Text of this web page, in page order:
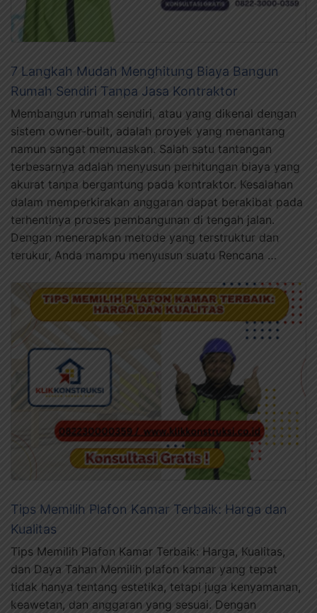
7 Langkah Mudah Menghitung Biaya Bangun
Rumah Sendiri Tanpa Jasa Kontraktor
Membangun rumah sendiri, atau yang dikenal dengan
sistem owner-built, adalah proyek yang menantang
namun sangat memuaskan. Salah satu tantangan
terbesarnya adalah menyusun perhitungan biaya yang
akurat tanpa bergantung pada kontraktor. Kesalahan
dalam memperkirakan anggaran dapat berakibat pada
terhentinya proses pembangunan di tengah jalan.
Dengan menerapkan metode yang terstruktur dan
terukur, Anda mampu menyusun suatu Rencana …
Tips Memilih Plafon Kamar Terbaik: Harga dan
Kualitas
Tips Memilih Plafon Kamar Terbaik: Harga, Kualitas,
dan Daya Tahan Memilih plafon kamar yang tepat
tidak hanya tentang estetika, tetapi juga kenyamanan,
keawetan, dan anggaran yang sesuai. Dengan